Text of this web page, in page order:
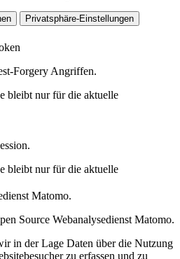
Privatsphäre-Einstellungen
Forgery Angriffen.
bleibt nur für die aktuelle
bleibt nur für die aktuelle
Matomo.
Source Webanalysedienst Matomo.
in der Lage Daten über die Nutzung
zu erfassen und zu